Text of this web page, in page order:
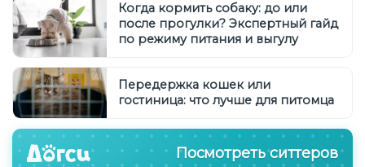
Когда кормить собаку: до или
после прогулки? Экспертный гайд
по режиму питания и выгулу
Передержка кошек или
гостиница: что лучше для питомца
Посмотреть ситтеров